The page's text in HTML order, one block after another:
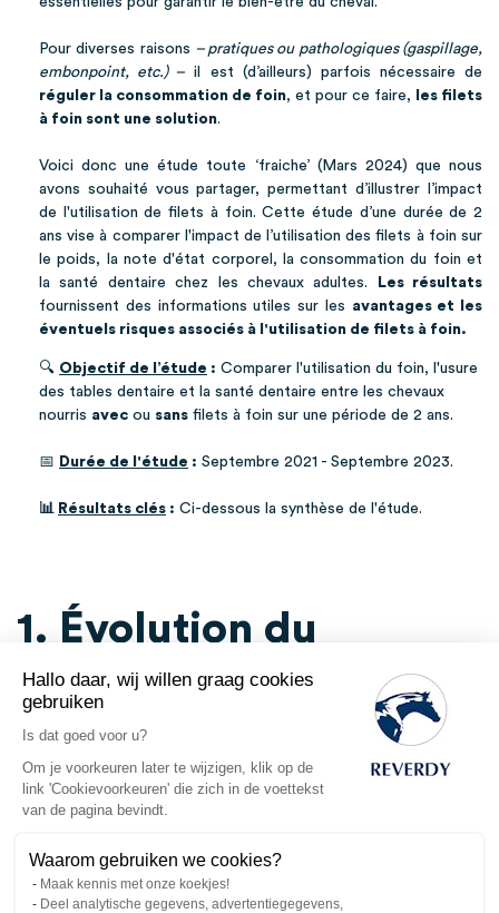
Hallo daar, wij willen graag cookies
gebruiken
Is dat goed voor u?
Om je voorkeuren later te wijzigen, klik op de
link 'Cookievoorkeuren' die zich in de voettekst
van de pagina bevindt.
Waarom gebruiken we cookies?
Maak kennis met onze koekjes!
Deel analytische gegevens, advertentiegegevens,
Pour diverses raisons – pratiques ou pathologiques (gaspillage,
embonpoint, etc.) – il est (d’ailleurs) parfois nécessaire de
réguler la consommation de foin, et pour ce faire,
les filets
à foin sont une solution.
Voici donc une étude toute ‘fraiche’ (Mars 2024) que nous
avons souhaité vous partager, permettant d’illustrer l’impact
de l'utilisation de filets à foin. Cette étude d’une durée de 2
ans vise à comparer l'impact de l’utilisation des filets à foin sur
le poids, la note d'état corporel, la consommation du foin et
la santé dentaire chez les chevaux adultes.
Les résultats
fournissent des informations utiles sur les avantages et les
éventuels risques associés à l'utilisation de filets à foin.
🔍 Objectif de l’étude : Comparer l'utilisation du foin, l'usure
des tables dentaire et la santé dentaire entre les chevaux
nourris avec ou sans filets à foin sur une période de 2 ans.
📅 Durée de l'étude : Septembre 2021 - Septembre 2023.
📊 Résultats clés : Ci-dessous la synthèse de l'étude.
1. Évolution du
poids des chevaux
Les chevaux
à foin ont pris en moyenne 20 kg.
Les chevauxavec filetsà foin ont perdu en moyenne 23
kg.
Différence significative: écart de poids de 43 kg entre les
groupes.